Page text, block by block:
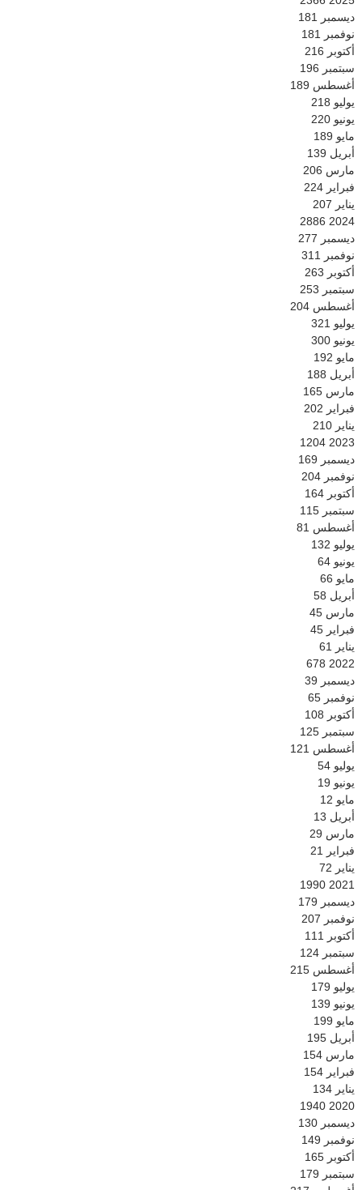
ديسمبر
181
نوفمبر
181
أكتوبر 216
سبتمبر 196
أغسطس 189
يوليو 218
يونيو 220
مايو 189
أبريل 139
مارس 206
فبراير 224
يناير 207
2024
2886
ديسمبر 277
نوفمبر
311
أكتوبر 263
سبتمبر 253
أغسطس 204
يوليو 321
يونيو 300
مايو 192
أبريل 188
مارس 165
فبراير 202
يناير 210
2023
1204
ديسمبر 169
نوفمبر 204
أكتوبر 164
سبتمبر 115
أغسطس 81
يوليو 132
يونيو 64
مايو 66
أبريل 58
مارس 45
فبراير 45
يناير
61
2022
678
ديسمبر 39
نوفمبر 65
أكتوبر 108
سبتمبر 125
أغسطس 121
يوليو 54
يونيو 19
مايو 12
أبريل 13
مارس 29
فبراير
21
يناير 72
2021
1990
ديسمبر 179
نوفمبر 207
أكتوبر
111
سبتمبر 124
أغسطس 215
يوليو 179
يونيو 139
مايو 199
أبريل 195
مارس 154
فبراير 154
يناير 134
2020
1940
ديسمبر 130
نوفمبر 149
أكتوبر 165
سبتمبر 179